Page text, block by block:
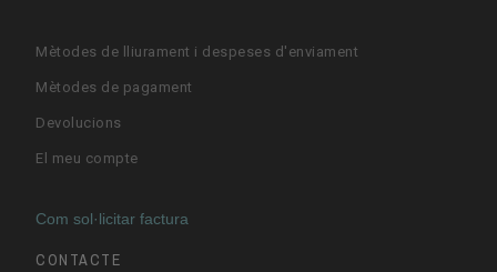
Mètodes de lliurament i despeses d'enviament
Mètodes de pagament
Devolucions
El meu compte
Com sol·licitar factura
CONTACTE